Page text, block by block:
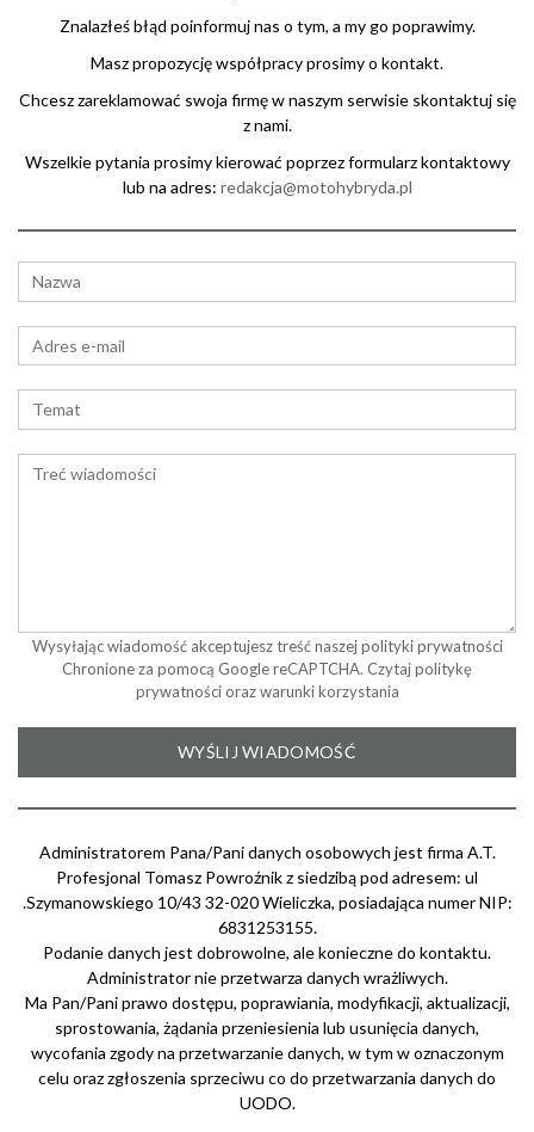
Znalazłeś błąd poinformuj nas o tym, a my go poprawimy.
Masz propozycję współpracy prosimy o kontakt.
Chcesz zareklamować swoja firmę w naszym serwisie skontaktuj się
z nami.
Wszelkie pytania prosimy kierować poprzez formularz kontaktowy
lub na adres: redakcja@motohybryda.pl
Wysyłając wiadomość akceptujesz treść naszej polityki prywatności
Chronione za pomocą Google reCAPTCHA. Czytajpolitykę
prywatnościorazwarunki korzystania
Administratorem Pana/Pani danych osobowych jest firma A.T.
Profesjonal Tomasz Powroźnik z siedzibą pod adresem: ul
.Szymanowskiego 10/43 32-020 Wieliczka, posiadająca numer NIP:
6831253155.
Podanie danych jest dobrowolne, ale konieczne do kontaktu.
Administrator nie przetwarza danych wrażliwych.
Ma Pan/Pani prawo dostępu, poprawiania, modyfikacji, aktualizacji,
sprostowania, żądania przeniesienia lub usunięcia danych,
wycofania zgody na przetwarzanie danych, w tym w oznaczonym
celu oraz zgłoszenia sprzeciwu co do przetwarzania danych do
UODO.